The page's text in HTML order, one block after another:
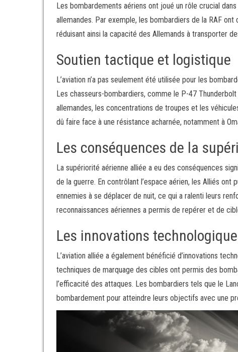
Les bombardements aériens ont joué un rôle crucial
allemandes. Par exemple, les bombardiers de la RAF
réduisant ainsi la capacité des Allemands à transporter
Soutien tactique et logistique
L’aviation n’a pas seulement été utilisée pour les
Les chasseurs-bombardiers, comme le P-47
allemandes, les concentrations de troupes et les
dû faire face à une résistance acharnée, notamment à
Les conséquences de la
La supériorité aérienne alliée a eu des conséquences
de la guerre. En contrôlant l’espace aérien, les Alliés
ennemies à se déplacer de nuit, ce qui a ralenti leurs
reconnaissances aériennes a permis de repérer et de
Les innovations
L’aviation alliée a également bénéficié d’innovations
techniques de marquage des cibles ont permis des
l’efficacité des attaques. Les bombardiers tels que le
bombardement pour atteindre leurs objectifs avec une